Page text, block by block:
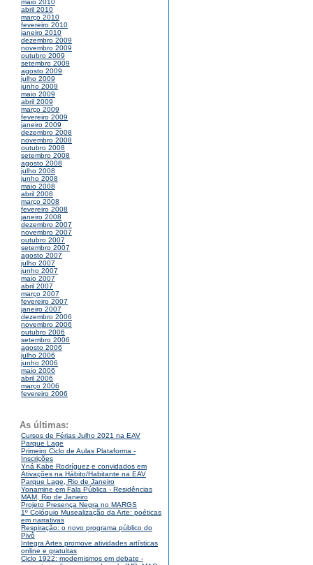
maio 2010
abril 2010
março 2010
fevereiro 2010
janeiro 2010
dezembro 2009
novembro 2009
outubro 2009
setembro 2009
agosto 2009
julho 2009
junho 2009
maio 2009
abril 2009
março 2009
fevereiro 2009
janeiro 2009
dezembro 2008
novembro 2008
outubro 2008
setembro 2008
agosto 2008
julho 2008
junho 2008
maio 2008
abril 2008
março 2008
fevereiro 2008
janeiro 2008
dezembro 2007
novembro 2007
outubro 2007
setembro 2007
agosto 2007
julho 2007
junho 2007
maio 2007
abril 2007
março 2007
fevereiro 2007
janeiro 2007
dezembro 2006
novembro 2006
outubro 2006
setembro 2006
agosto 2006
julho 2006
junho 2006
maio 2006
abril 2006
março 2006
fevereiro 2006
As últimas:
Cursos de Férias Julho 2021 na EAV
Parque Lage
Primeiro Ciclo de Aulas Plataforma -
Inscrições
Yná Kabe Rodríguez e convidados em
Ativações na Hábito/Habitante na EAV
Parque Lage, Rio de Janeiro
Yonamine em Fala Pública - Residências
MAM, Rio de Janeiro
Projeto Presença Negra no MARGS
1º Colóquio Musealização da Arte: poéticas
em narrativas
Respiração: o novo programa público do
Pivô
Integra Artes promove atividades artísticas
online e gratuitas
Ciclo 1922: modernismos em debate -